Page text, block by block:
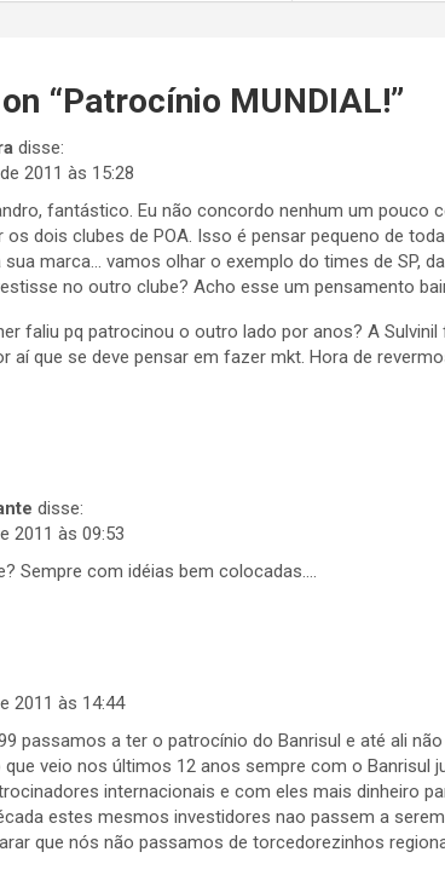
“Patrocínio MUNDIAL!”
disse:
2011 às 15:28
fantástico. Eu não concordo nenhum um pouco
os dois clubes de POA. Isso é pensar pequeno de
marca… vamos olhar o exemplo do times de SP,
no outro clube? Acho esse um pensamento
faliu pq patrocinou o outro lado por anos? A
aí que se deve pensar em fazer mkt. Hora de
disse:
2011 às 09:53
Sempre com idéias bem colocadas….
2011 às 14:44
passamos a ter o patrocínio do Banrisul e até ali
veio nos últimos 12 anos sempre com o Banrisul
internacionais e com eles mais dinheiro
estes mesmos investidores nao passem a
que nós não passamos de torcedorezinhos